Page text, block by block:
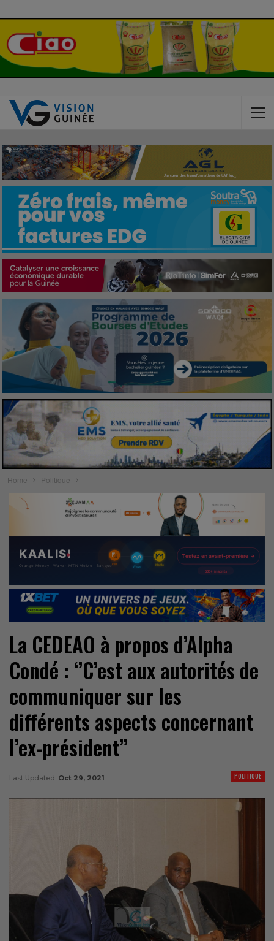
Home Politique
La CEDEAO à propos d’Alpha
Condé : ‘’C’est aux autorités de
communiquer sur les
différents aspects concernant
l’ex-président’’
POLITIQUE
Last Updated Oct 29, 2021